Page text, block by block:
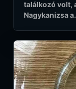
találkozó volt,
Nagykanizsa